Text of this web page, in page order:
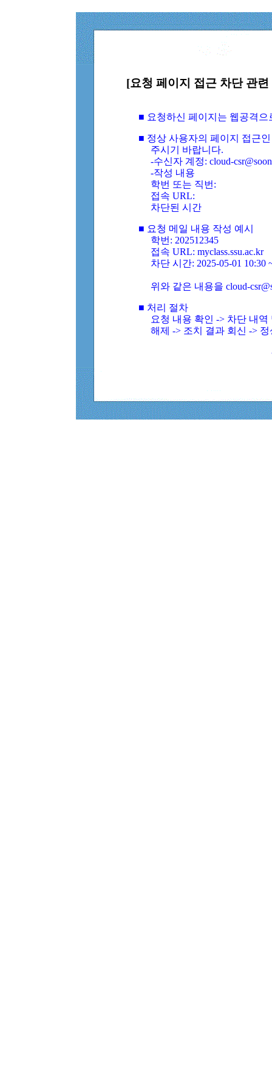
[요청 페이지 접근 차단 관
■ 요청하신 페이지는 웹공격
■ 정상 사용자의 페이지 접근
주시기 바랍니다.
-수신자 계정: cloud-
-작성 내용
학번 또는 직번:
접속 URL:
차단된 시간
■ 요청 메일 내용 작성 예시
학번: 202512345
접속 URL: myclass.ssu.ac.kr
차단 시간: 2025-05-01 10:30
위와 같은 내용을 cloud-
■ 처리 절차
요청 내용 확인 -> 차단 내
해제 -> 조치 결과 회신 ->